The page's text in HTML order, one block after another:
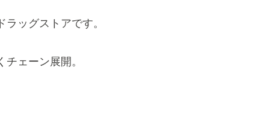
ッグストアです。
ェーン展開。